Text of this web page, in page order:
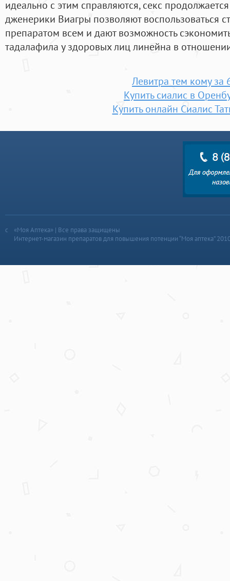
идеально с этим справляются, секс
дженерики Виагры позволяют воспользоваться
препаратом всем и дают возможность
тадалафила у здоровых лиц линейна в
Левитра тем кому за
Купить сиалис в
Купить онлайн Сиалис
«Моя Аптека» | Все права защищены
Интернет-магазин препаратов для повышения потенции “Моя аптека”